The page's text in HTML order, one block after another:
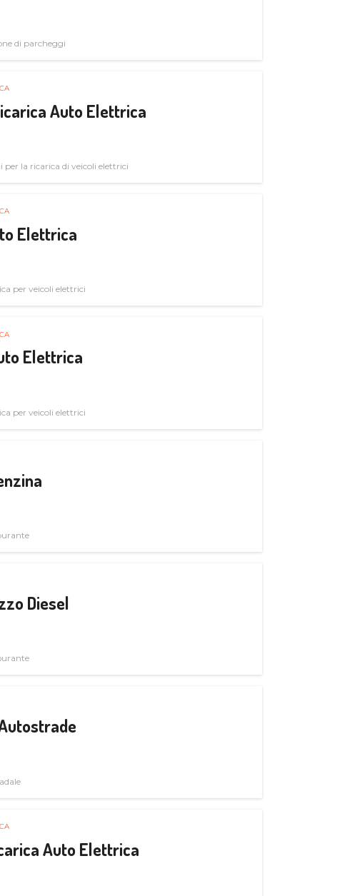
di parcheggi
Auto Elettrica
per la ricarica di veicoli elettrici
Elettrica
per veicoli elettrici
Elettrica
per veicoli elettrici
Diesel
Auto Elettrica